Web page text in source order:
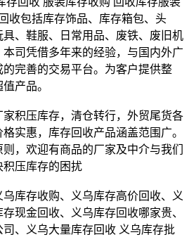
收包括库存饰品、库存箱包、头
、鞋服、日常用品、废铁、废旧机
司凭借多年来的经验，与国内外广
完善的交易平台。为客户提供整
产品。
积压库存，清仓转行，外贸尾货各
实惠，库存回收产品涵盖范围广。
，欢迎有商品的厂家及中介与我们
压库存的困扰
库存收购、义乌库存高价回收、义
现金回收、义乌库存回收哪家贵、
、义乌大量库存回收 义乌库存批